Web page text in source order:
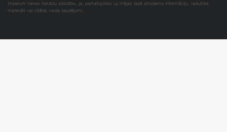
Imperum nenes nekādu atbildību, ja, pamatojoties uz mājas lapā atrodamo informāciju, radušies
materiāli vai citāda veida zaudējumi.